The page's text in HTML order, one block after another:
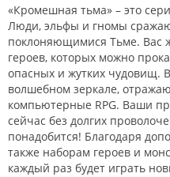
«Кромешная тьма» – это
Люди, эльфы и гномы
поклоняющимися Тьме. Вас
героев, которых можно
опасных и жутких чудовищ.
волшебном зеркале,
компьютерные RPG. Ваши
сейчас без долгих
понадобится! Благодаря
также наборам героев и
каждый раз будет играть